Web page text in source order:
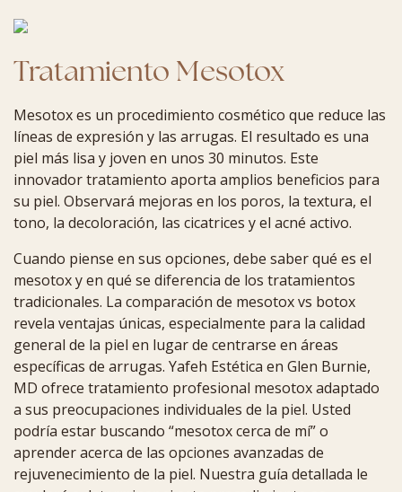
Tratamiento Mesotox
Mesotox es un procedimiento cosmético que reduce las
líneas de expresión y las arrugas. El resultado es una
piel más lisa y joven en unos 30 minutos. Este
innovador tratamiento aporta amplios beneficios para
su piel. Observará mejoras en los poros, la textura, el
tono, la decoloración, las cicatrices y el acné activo.
Cuando piense en sus opciones, debe saber qué es el
mesotox y en qué se diferencia de los tratamientos
tradicionales. La comparación de mesotox vs botox
revela ventajas únicas, especialmente para la calidad
general de la piel en lugar de centrarse en áreas
específicas de arrugas. Yafeh Estética en Glen Burnie,
MD ofrece tratamiento profesional mesotox adaptado
a sus preocupaciones individuales de la piel. Usted
podría estar buscando “mesotox cerca de mí” o
aprender acerca de las opciones avanzadas de
rejuvenecimiento de la piel. Nuestra guía detallada le